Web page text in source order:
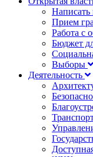
Прием
Работа с
Бюджет
Выборы
Деятельность